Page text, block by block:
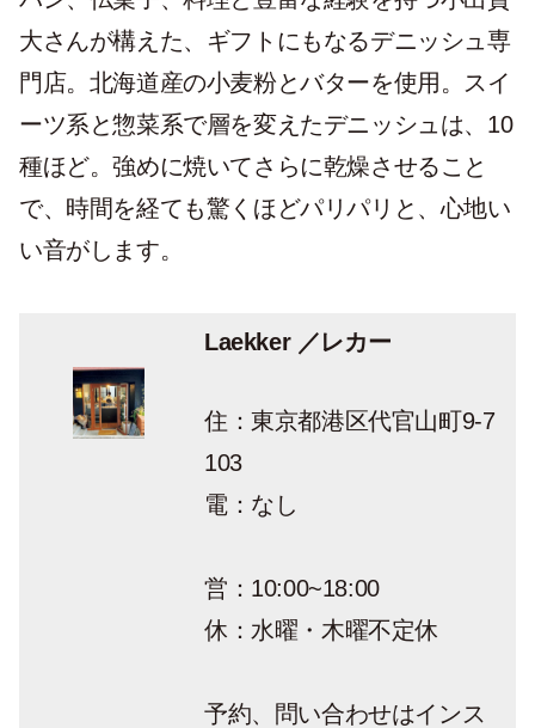
大さんが構えた、ギフトにもなるデニッシュ専
門店。北海道産の小麦粉とバターを使用。スイ
ーツ系と惣菜系で層を変えたデニッシュは、10
種ほど。強めに焼いてさらに乾燥させること
で、時間を経ても驚くほどパリパリと、心地い
い音がします。
Laekker ／レカー
住：東京都港区代官山町9-7
103
電：なし
営：10:00~18:00
休：水曜・木曜不定休
予約、問い合わせはインス